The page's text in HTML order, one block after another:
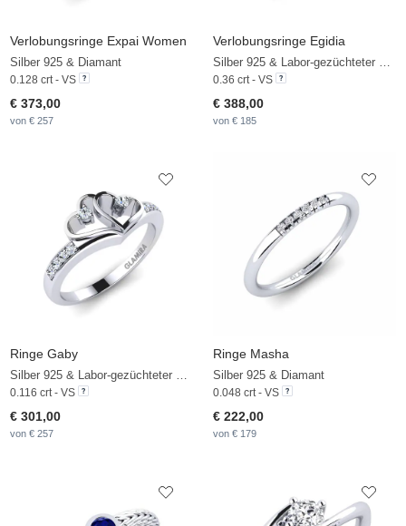
Verlobungsringe Expai Women
Silber 925 & Diamant
0.128 crt - VS
€ 373,00
von € 257
Verlobungsringe Egidia
Silber 925 & Labor-gezüchteter Diamant
0.36 crt - VS
€ 388,00
von € 185
Ringe Gaby
Silber 925 & Labor-gezüchteter Diamant
0.116 crt - VS
€ 301,00
von € 257
Ringe Masha
Silber 925 & Diamant
0.048 crt - VS
€ 222,00
von € 179